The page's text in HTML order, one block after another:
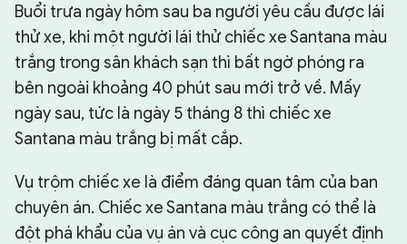
Buổi trưa ngày hôm sau ba người yêu cầu được lái
thử xe, khi một người lái thử chiếc xe Santana màu
trắng trong sân khách sạn thì bất ngờ phóng ra
bên ngoài khoảng 40 phút sau mới trở về. Mấy
ngày sau, tức là ngày 5 tháng 8 thì chiếc xe
Santana màu trắng bị mất cắp.
Vụ trộm chiếc xe là điểm đáng quan tâm của ban
chuyên án. Chiếc xe Santana màu trắng có thể là
đột phá khẩu của vụ án và cục công an quyết định